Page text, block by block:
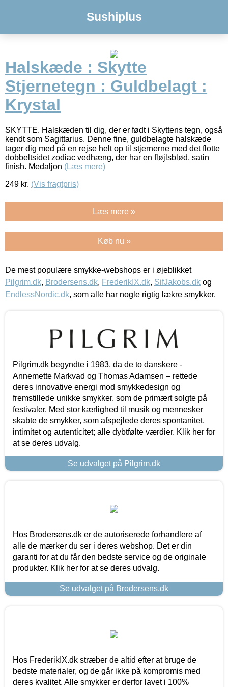
Sushiplus
Halskæde : Skytte
Stjernetegn : Guldbelagt :
Krystal
SKYTTE. Halskæden til dig, der er født i Skyttens tegn, også
kendt som Sagittarius. Denne fine, guldbelagte halskæde
tager dig med på en rejse helt op til stjernerne med det flotte
dobbeltsidet zodiac vedhæng, der har en fløjlsblød, satin
finish. Medaljon (Læs mere)
249 kr. (Vis fragtpris)
Læs mere »
Køb nu »
De mest populære smykke-webshops er i øjeblikket
Pilgrim.dk, Brodersens.dk, FrederikIX.dk, SifJakobs.dk og
EndlessNordic.dk, som alle har nogle rigtig lækre smykker.
Pilgrim.dk begyndte i 1983, da de to danskere -
Annemette Markvad og Thomas Adamsen – rettede
deres innovative energi mod smykkedesign og
fremstillede unikke smykker, som de primært solgte på
festivaler. Med stor kærlighed til musik og mennesker
skabte de smykker, som afspejlede deres spontanitet,
intimitet og autenticitet; alle dybtfølte værdier. Klik her for
at se deres udvalg.
Se udvalget på Pilgrim.dk
Hos Brodersens.dk er de autoriserede forhandlere af
alle de mærker du ser i deres webshop. Det er din
garanti for at du får den bedste service og de originale
produkter. Klik her for at se deres udvalg.
Se udvalget på Brodersens.dk
Hos FrederikIX.dk stræber de altid efter at bruge de
bedste materialer, og de går ikke på kompromis med
deres kvalitet. Alle smykker er derfor lavet i 100%